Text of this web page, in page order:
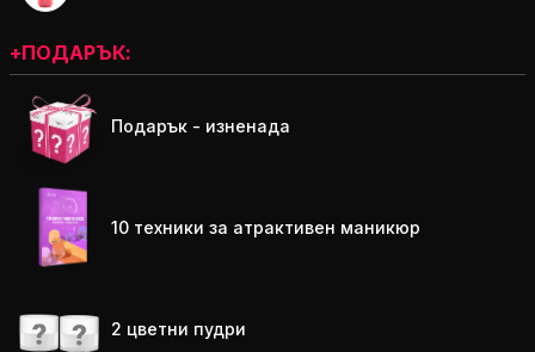
+ПОДАРЪК:
Подарък - изненада
10 техники за атрактивен маникюр
2 цветни пудри